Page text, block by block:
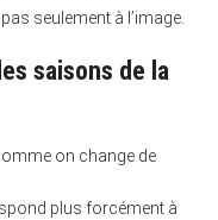
seulement à l’image.
saisons de la
on change de
plus forcément à